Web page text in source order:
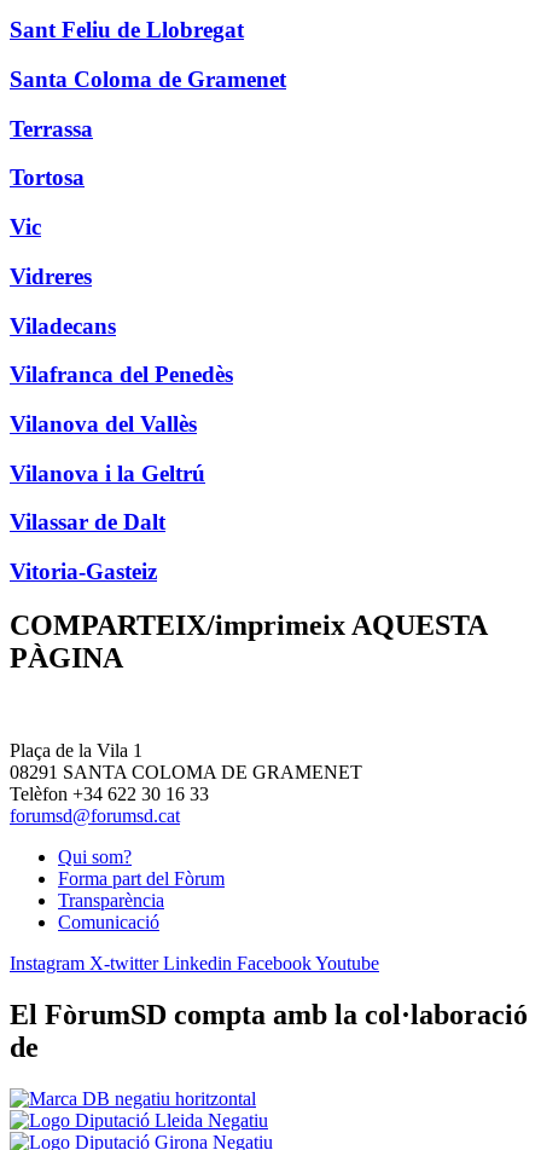
Sant Feliu de Llobregat
Santa Coloma de Gramenet
Terrassa
Tortosa
Vic
Vidreres
Viladecans
Vilafranca del Penedès
Vilanova del Vallès
Vilanova i la Geltrú
Vilassar de Dalt
Vitoria-Gasteiz
COMPARTEIX/imprimeix AQUESTA
PÀGINA
Plaça de la Vila 1
08291 SANTA COLOMA DE GRAMENET
Telèfon +34 622 30 16 33
forumsd@forumsd.cat
Qui som?
Forma part del Fòrum
Transparència
Comunicació
Instagram X-twitter Linkedin FacebookYoutube
El FòrumSD compta amb la col·laboració
de